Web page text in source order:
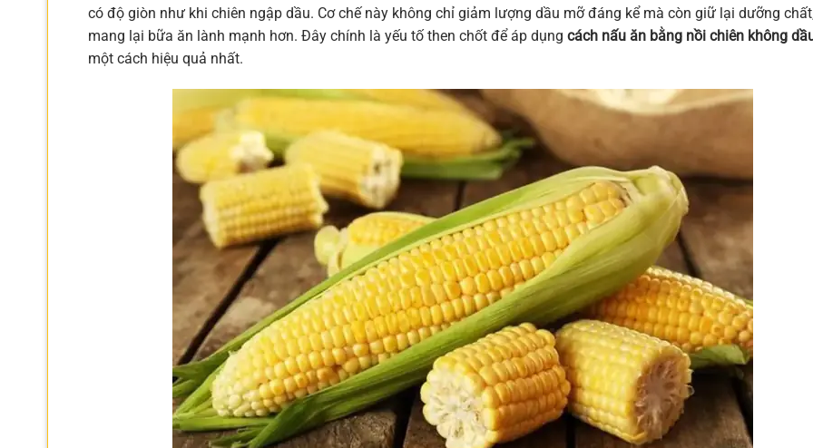
có độ giòn như khi chiên ngập dầu. Cơ chế này không chỉ giảm lượng dầu mỡ đáng kể mà còn giữ lại dưỡng
mang lại bữa ăn lành mạnh hơn. Đây chính là yếu tố then chốt để áp dụng cách nấu ăn bằng nồi chiên không
một cách hiệu quả nhất.